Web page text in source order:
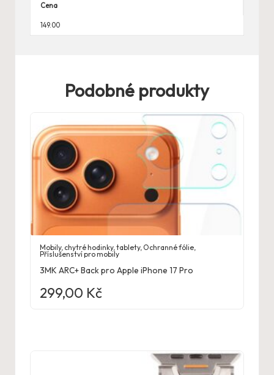
Cena
149.00
Podobné produkty
Mobily, chytré hodinky, tablety,Ochranné fólie,
Příslušenství pro mobily
3MK ARC+ Back pro Apple iPhone 17 Pro
299,00 Kč